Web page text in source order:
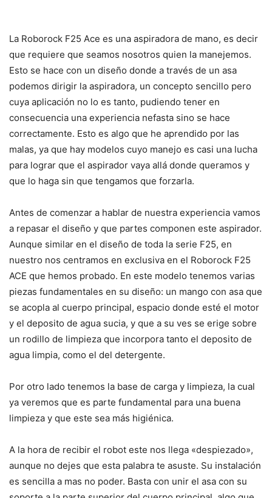
La Roborock F25 Ace es una aspiradora de mano, es decir
que requiere que seamos nosotros quien la manejemos.
Esto se hace con un diseño donde a través de un asa
podemos dirigir la aspiradora, un concepto sencillo pero
cuya aplicación no lo es tanto, pudiendo tener en
consecuencia una experiencia nefasta sino se hace
correctamente. Esto es algo que he aprendido por las
malas, ya que hay modelos cuyo manejo es casi una lucha
para lograr que el aspirador vaya allá donde queramos y
que lo haga sin que tengamos que forzarla.
Antes de comenzar a hablar de nuestra experiencia vamos
a repasar el diseño y que partes componen este aspirador.
Aunque similar en el diseño de toda la serie F25, en
nuestro nos centramos en exclusiva en el Roborock F25
ACE que hemos probado. En este modelo tenemos varias
piezas fundamentales en su diseño: un mango con asa que
se acopla al cuerpo principal, espacio donde esté el motor
y el deposito de agua sucia, y que a su ves se erige sobre
un rodillo de limpieza que incorpora tanto el deposito de
agua limpia, como el del detergente.
Por otro lado tenemos la base de carga y limpieza, la cual
ya veremos que es parte fundamental para una buena
limpieza y que este sea más higiénica.
A la hora de recibir el robot este nos llega «despiezado»,
aunque no dejes que esta palabra te asuste. Su instalación
es sencilla a mas no poder. Basta con unir el asa con su